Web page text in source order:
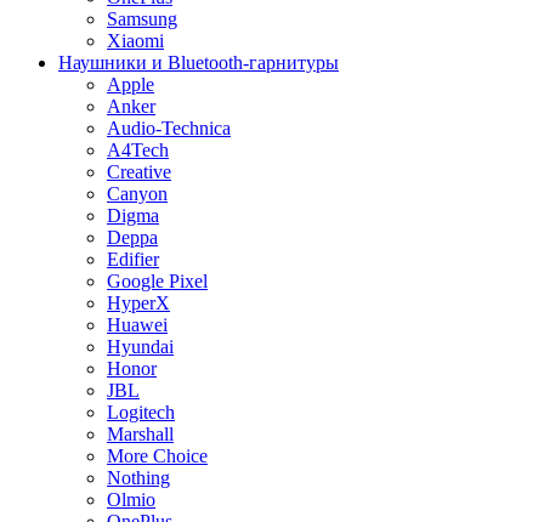
Samsung
Xiaomi
Наушники и Bluetooth-гарнитуры
Apple
Anker
Audio-Technica
A4Tech
Creative
Canyon
Digma
Deppa
Edifier
Google Pixel
HyperX
Huawei
Hyundai
Honor
JBL
Logitech
Marshall
More Choice
Nothing
Olmio